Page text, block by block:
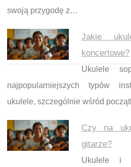
swoją przygodę z…
Jakie
koncertowe?
Ukulele
najpopularniejszych typów
ukulele, szczególnie wśród
Czy na
gitarze?
Ukulele i